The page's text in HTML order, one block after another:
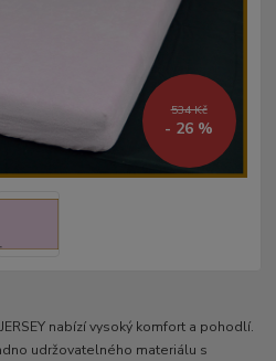
534 Kč
- 26 %
nabízí vysoký komfort a pohodlí.
udržovatelného materiálu s